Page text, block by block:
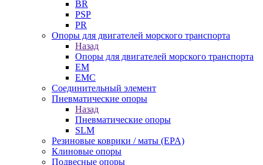
BR
PSP
PR
Опоры для двигателей морского транспорта
Назад
Опоры для двигателей морского транспорта
EM
EMC
Cоединительный элемент
Пневматические опоры
Назад
Пневматические опоры
SLM
Резиновые коврики / маты (EPA)
Клиновые опоры
Подвесные опоры